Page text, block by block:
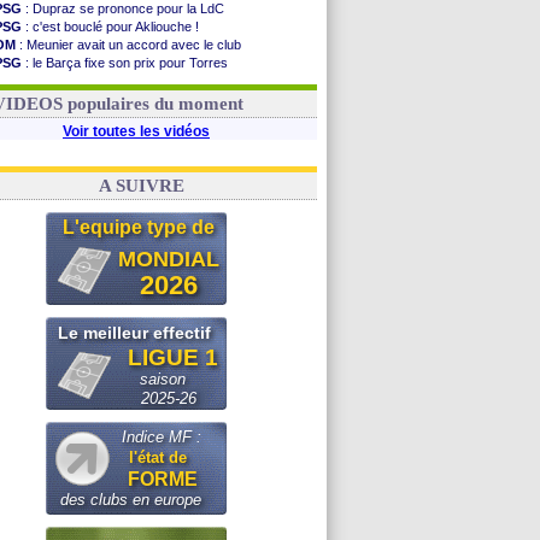
: Dupraz se prononce pour la LdC
: c'est bouclé pour Akliouche !
: Meunier avait un accord avec le club
: le Barça fixe son prix pour Torres
: Torres souhaite rejoindre le PSG !
populaires du moment
Voir toutes les vidéos
A SUIVRE
L'equipe type de
MONDIAL
2026
Le meilleur effectif
LIGUE 1
saison
2025-26
Indice MF :
l'état de
FORME
des clubs en europe